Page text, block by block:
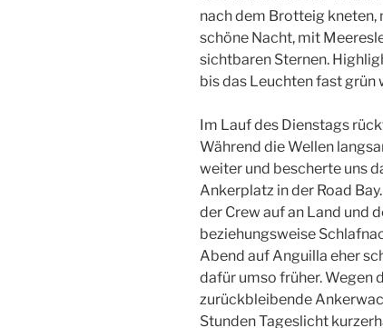
nach dem Brotteig kneten,
schöne Nacht, mit
sichtbaren Sternen.
bis das Leuchten fast grün
Im Lauf des Dienstags
Während die Wellen
weiter und bescherte uns
Ankerplatz in der Road
der Crew auf an Land und
beziehungsweise
Abend auf Anguilla eher
dafür umso früher. Wegen
zurückbleibende
Stunden Tageslicht